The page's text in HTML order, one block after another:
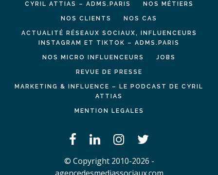
CYRIL ATTIAS – ADMS.PARIS NOS MÉTIERS
NOS CLIENTS NOS CAS
ACTUALITÉ RÉSEAUX SOCIAUX, INFLUENCEURS
INSTAGRAM ET TIKTOK – ADMS.PARIS
NOS MICRO INFLUENCEURS JOBS
REVUE DE PRESSE
MARKETING & INFLUENCE – LE PODCAST DE CYRIL
ATTIAS
MENTION LEGALES
© Copyright 2010-2026 -